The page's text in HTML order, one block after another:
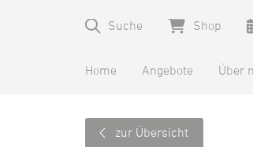
Suche Shop
Home Angebote Über
zur Übersicht